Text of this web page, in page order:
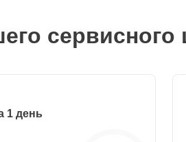
сервисного
1 день